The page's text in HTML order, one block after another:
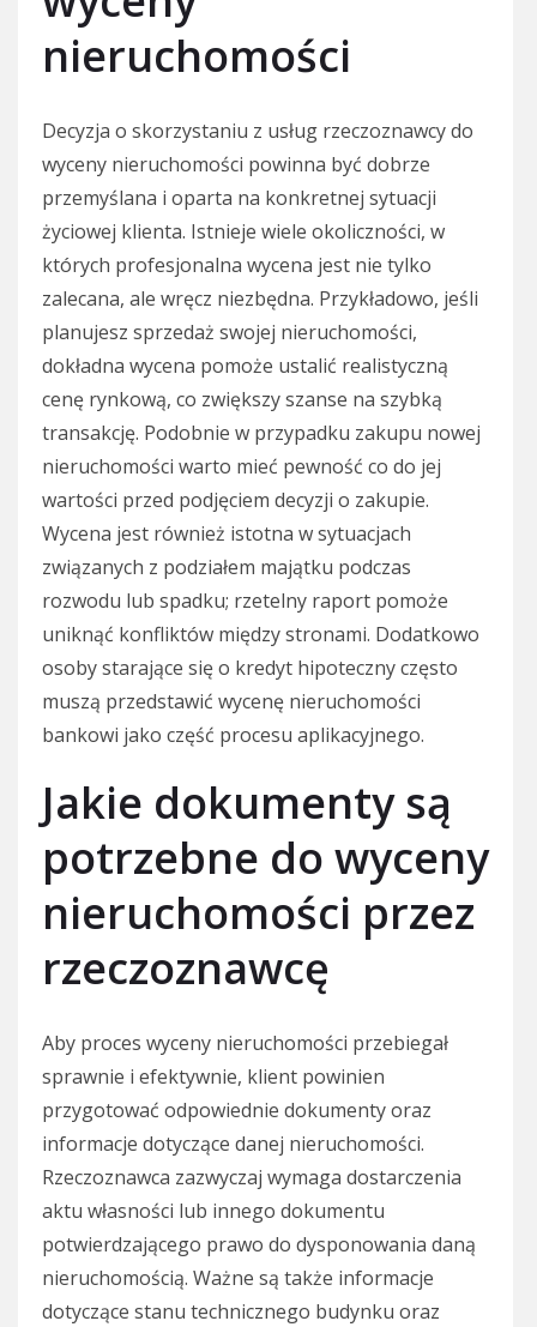
nieruchomości
Decyzja o skorzystaniu z usług rzeczoznawcy do
wyceny nieruchomości powinna być dobrze
przemyślana i oparta na konkretnej sytuacji
życiowej klienta. Istnieje wiele okoliczności, w
których profesjonalna wycena jest nie tylko
zalecana, ale wręcz niezbędna. Przykładowo, jeśli
planujesz sprzedaż swojej nieruchomości,
dokładna wycena pomoże ustalić realistyczną
cenę rynkową, co zwiększy szanse na szybką
transakcję. Podobnie w przypadku zakupu nowej
nieruchomości warto mieć pewność co do jej
wartości przed podjęciem decyzji o zakupie.
Wycena jest również istotna w sytuacjach
związanych z podziałem majątku podczas
rozwodu lub spadku; rzetelny raport pomoże
uniknąć konfliktów między stronami. Dodatkowo
osoby starające się o kredyt hipoteczny często
muszą przedstawić wycenę nieruchomości
bankowi jako część procesu aplikacyjnego.
Jakie dokumenty są
potrzebne do wyceny
nieruchomości przez
rzeczoznawcę
Aby proces wyceny nieruchomości przebiegał
sprawnie i efektywnie, klient powinien
przygotować odpowiednie dokumenty oraz
informacje dotyczące danej nieruchomości.
Rzeczoznawca zazwyczaj wymaga dostarczenia
aktu własności lub innego dokumentu
potwierdzającego prawo do dysponowania daną
nieruchomością. Ważne są także informacje
dotyczące stanu technicznego budynku oraz